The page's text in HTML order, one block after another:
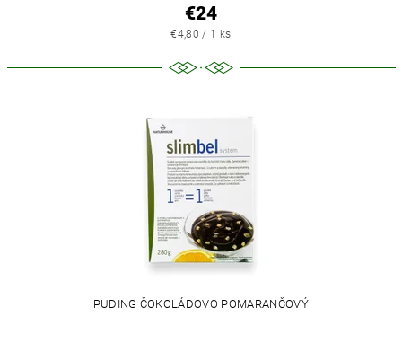
€24
€4,80 / 1 ks
PUDING ČOKOLÁDOVO POMARANČOVÝ